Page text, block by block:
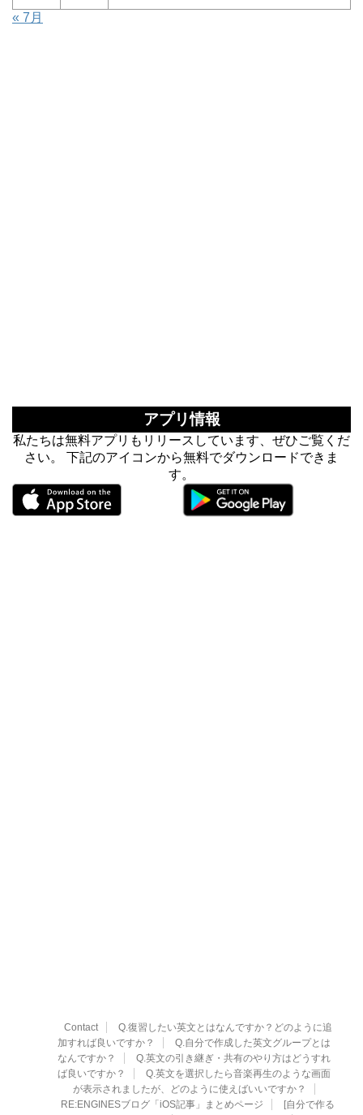
« 7月
アプリ情報
私たちは無料アプリもリリースしています、ぜひご覧くだ
さい。 下記のアイコンから無料でダウンロードできま
す。
Contact
Q.復習したい英文とはなんですか？どのように追
加すれば良いですか？
Q.自分で作成した英文グループとは
なんですか？
Q.英文の引き継ぎ・共有のやり方はどうすれ
ば良いですか？
Q.英文を選択したら音楽再生のような画面
が表示されましたが、どのように使えばいいですか？
RE:ENGINESブログ「iOS記事」まとめページ
[自分で作る